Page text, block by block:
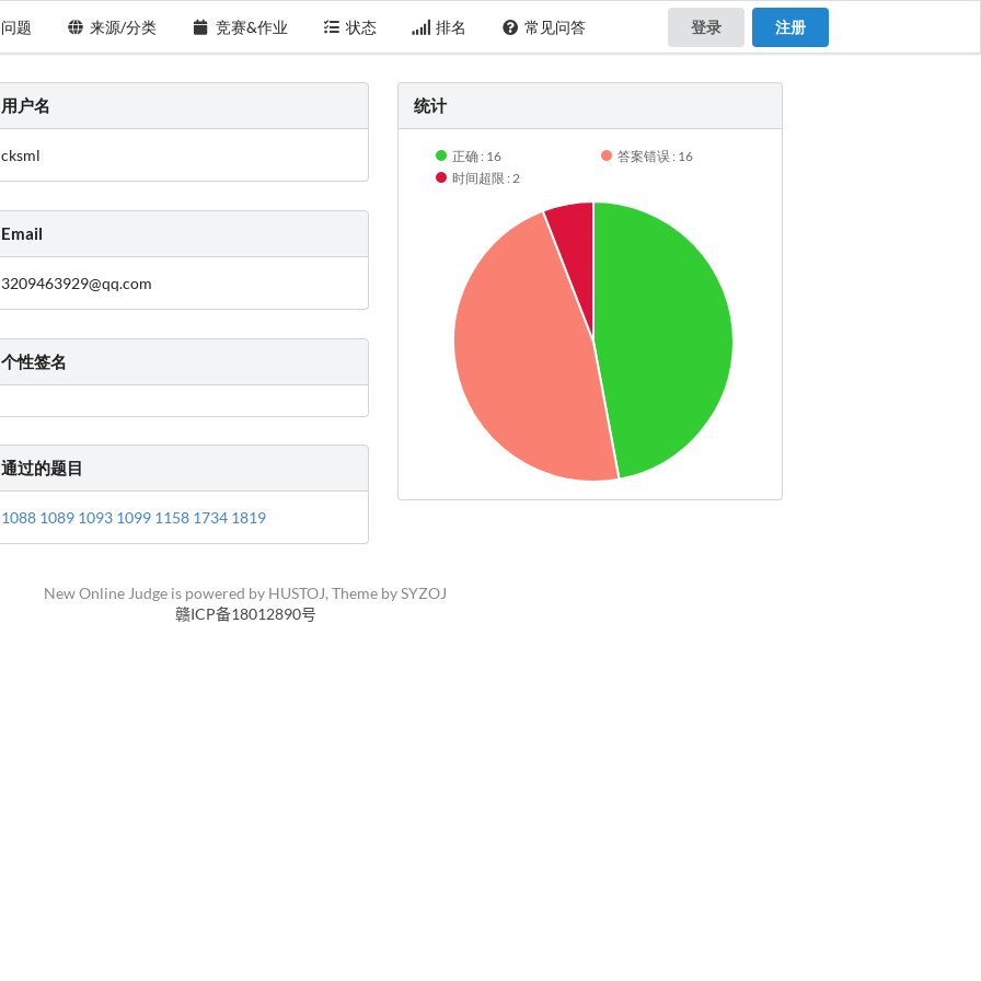
问题 来源/分类 竞赛&作业 状态 排名 常见问答 登录 注册
用户名
cksml
Email
3209463929@qq.com
个性签名
通过的题目
1088 1089 1093 1099 1158 1734 1819
统计
正确 : 16
答案错误 : 16
时间超限 : 2
New Online Judge is powered by HUSTOJ, Theme bySYZOJ
赣ICP备18012890号